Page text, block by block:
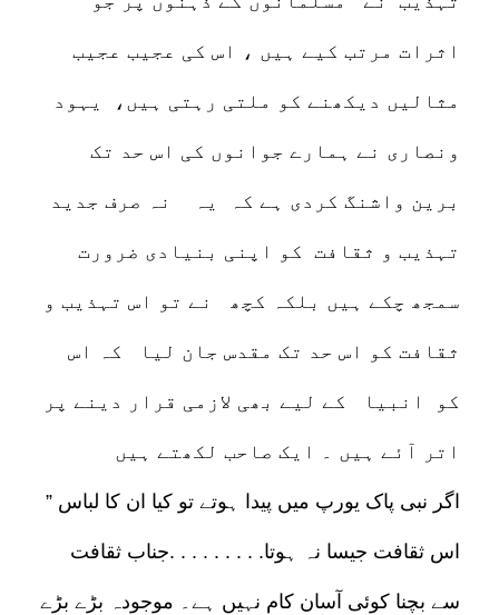
اثرات مرتب کیے ہیں ، اس کی عجیب عجیب
مثالیں دیکھنے کو ملتی رہتی ہیں، یہود
ونصاری نے ہمارے جوانوں کی اس حد تک
برین واشنگ کردی ہے کہ یہ نہ صرف جدید
تہذیب و ثقافت کو اپنی بنیادی ضرورت
سمجھ چکے ہیں بلکہ کچھ نے تو اس تہذیب و
ثقافت کو اس حد تک مقدس جان لیا کہ اس
کو انبیا کے لیے بھی لازمی قرار دینے پر
اتر آئے ہیں ۔ ایک صاحب لکھتے ہیں
” اگر نبی پاک یورپ میں پیدا ہوتے تو کیا ان کا لباس
اس ثقافت جیسا نہ ہوتا. . . . . . . . .جناب ثقافت
سے بچنا کوئی آسان کام نہیں ہے۔ موجودہ بڑے بڑے